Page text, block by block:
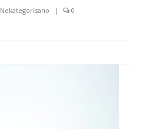
Nekategorisano | 0